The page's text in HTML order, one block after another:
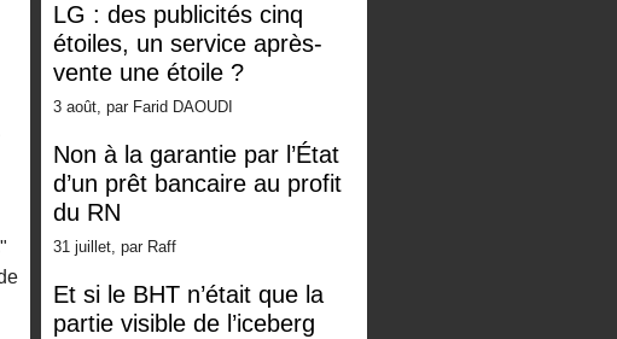
LG : des publicités cinq
étoiles, un service après-
vente une étoile ?
3 août, par Farid DAOUDI
Non à la garantie par l’État
d’un prêt bancaire au profit
du RN
31 juillet, par Raff
Et si le BHT n’était que la
partie visible de l’iceberg